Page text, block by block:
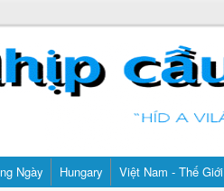
Ngày Hungary Việt Nam - Thế Giới